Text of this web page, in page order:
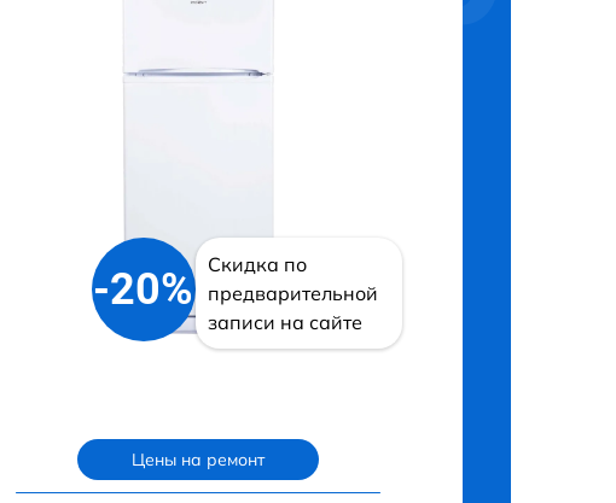
-20%
Скидка по
предварительной
записи на сайте
Цены на ремонт